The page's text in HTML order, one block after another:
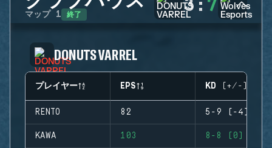
マップ 1 終了 3 : 7
DONUTS VARREL
プレイヤー EPS KD (+/-)
RENTO 82 5-9 (-4)
KAWA 103 8-8 (0)